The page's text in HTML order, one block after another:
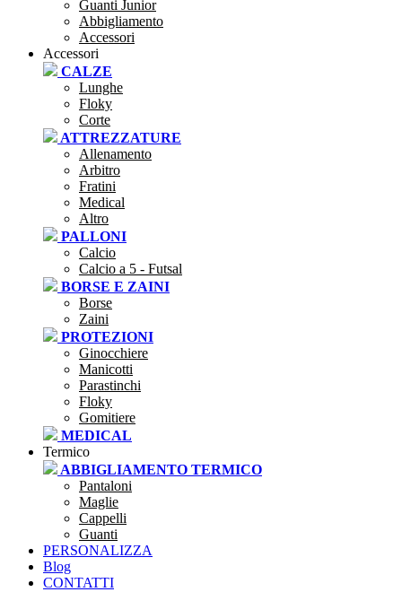
Guanti Junior
Abbigliamento
Accessori
Accessori
CALZE
Lunghe
Floky
Corte
ATTREZZATURE
Allenamento
Arbitro
Fratini
Medical
Altro
PALLONI
Calcio
Calcio a 5 - Futsal
BORSE E ZAINI
Borse
Zaini
PROTEZIONI
Ginocchiere
Manicotti
Parastinchi
Floky
Gomitiere
MEDICAL
Termico
ABBIGLIAMENTO TERMICO
Pantaloni
Maglie
Cappelli
Guanti
PERSONALIZZA
Blog
CONTATTI